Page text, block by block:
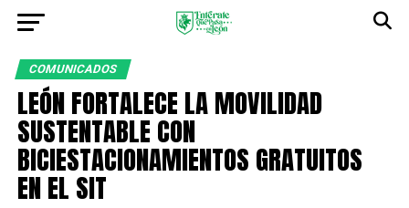
COMUNICADOS
LEÓN FORTALECE LA MOVILIDAD
SUSTENTABLE CON
BICIESTACIONAMIENTOS GRATUITOS
EN EL SIT